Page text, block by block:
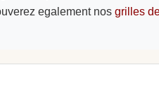
egalement nos grilles